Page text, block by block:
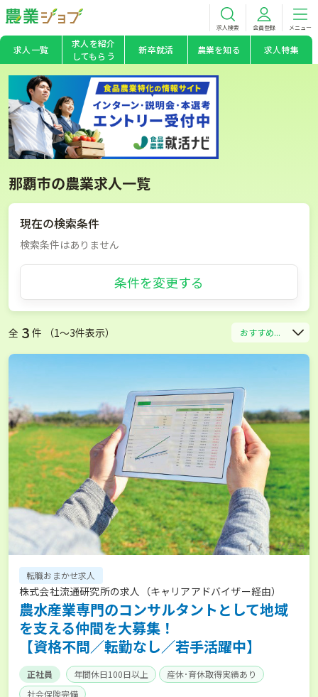
求人検索 会員登録 メニュー
求人一覧
求人を紹介
してもらう
新卒就活 農業を知る 求人特集
那覇市の農業求人一覧
現在の検索条件
検索条件はありません
条件を変更する
全 3 件 （1〜3件表示） おすすめ...
転職おまかせ求人
株式会社流通研究所の求人（キャリアアドバイザー経由）
農水産業専門のコンサルタントとして地域
を支える仲間を大募集！
【資格不問／転勤なし／若手活躍中】
正社員 年間休日100日以上
産休･育休取得実績あり
社会保険完備